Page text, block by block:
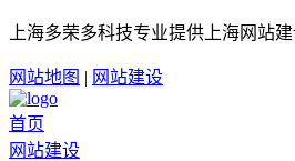
上海多荣多科技专业提供上海网站
网站地图 | 网站建设
首页
网站建设